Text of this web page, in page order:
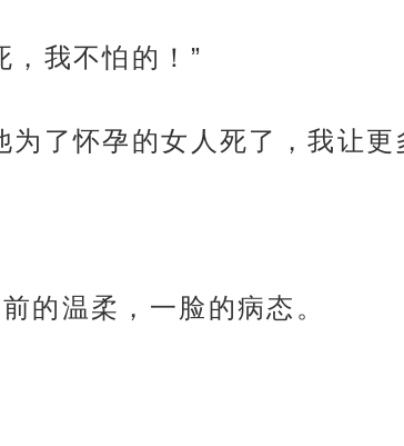
，我不怕的！”
为了怀孕的女人死了，我让
的温柔，一脸的病态。